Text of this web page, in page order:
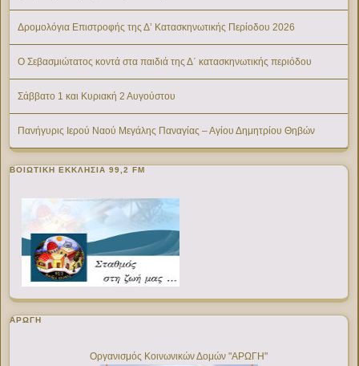
Δρομολόγια Επιστροφής της Δ’ Κατασκηνωτικής Περίοδου 2026
Ο Σεβασμιώτατος κοντά στα παιδιά της Δ΄ κατασκηνωτικής περιόδου
Σάββατο 1 και Κυριακή 2 Αυγούστου
Πανήγυρις Ιερού Ναού Μεγάλης Παναγίας – Αγίου Δημητρίου Θηβών
ΒΟΙΩΤΙΚΉ ΕΚΚΛΗΣΊΑ 99,2 FM
ΑΡΩΓΗ
Οργανισμός Κοινωνικών Δομών "ΑΡΩΓΗ"